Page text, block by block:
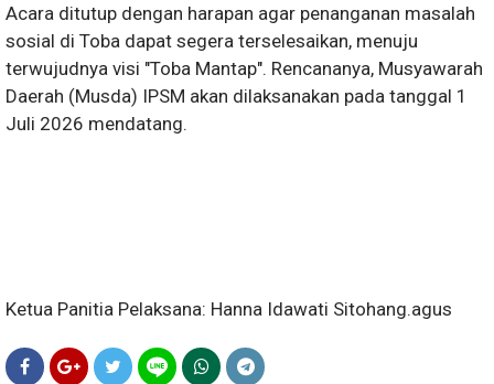
Acara ditutup dengan harapan agar penanganan masalah
sosial di Toba dapat segera terselesaikan, menuju
terwujudnya visi "Toba Mantap". Rencananya, Musyawarah
Daerah (Musda) IPSM akan dilaksanakan pada tanggal 1
Juli 2026 mendatang.
Ketua Panitia Pelaksana: Hanna Idawati Sitohang.agus